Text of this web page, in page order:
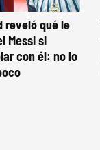
reveló qué le
Messi si
con él: no lo